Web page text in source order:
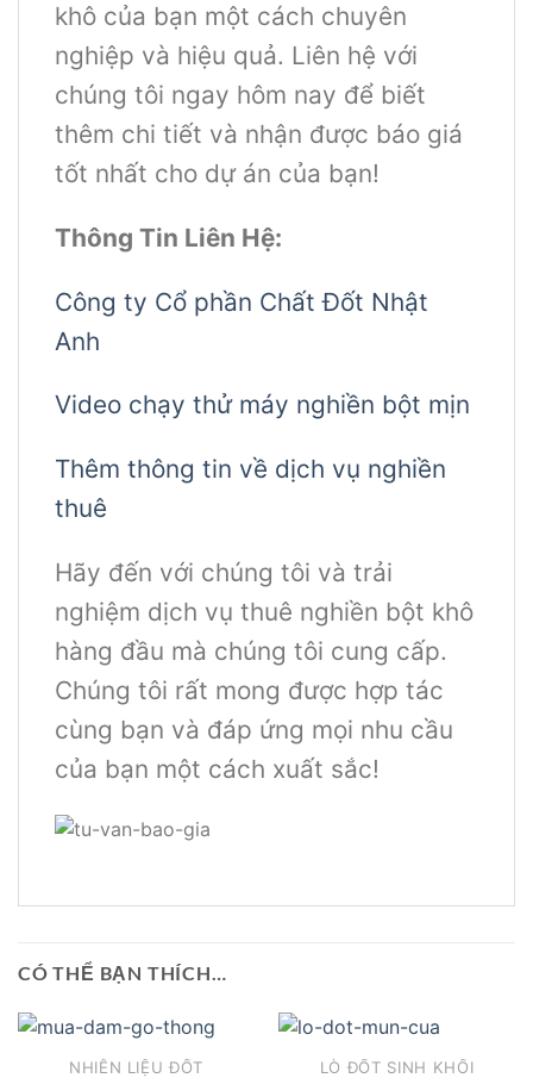
khô của bạn một cách chuyên
nghiệp và hiệu quả. Liên hệ với
chúng tôi ngay hôm nay để biết
thêm chi tiết và nhận được báo giá
tốt nhất cho dự án của bạn!
Thông Tin Liên Hệ:
Công ty Cổ phần Chất Đốt Nhật
Anh
Video chạy thử máy nghiền bột mịn
Thêm thông tin về dịch vụ nghiền
thuê
Hãy đến với chúng tôi và trải
nghiệm dịch vụ thuê nghiền bột khô
hàng đầu mà chúng tôi cung cấp.
Chúng tôi rất mong được hợp tác
cùng bạn và đáp ứng mọi nhu cầu
của bạn một cách xuất sắc!
CÓ THỂ BẠN THÍCH…
NHIÊN LIỆU ĐỐT LÒ ĐỐT SINH KHỐI